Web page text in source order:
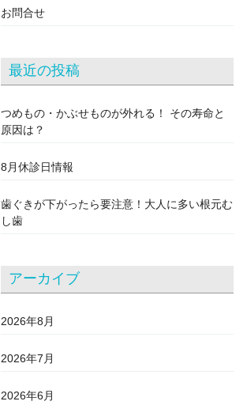
お問合せ
最近の投稿
つめもの・かぶせものが外れる！ その寿命と
原因は？
8月休診日情報
歯ぐきが下がったら要注意！大人に多い根元む
し歯
アーカイブ
2026年8月
2026年7月
2026年6月